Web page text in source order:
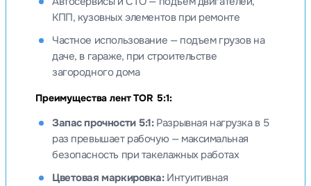
КПП, кузовных элементов при ремонте
Частное использование — подъем грузов на
даче, в гараже, при строительстве
загородного дома
Преимущества лент TOR 5:1:
Запас прочности 5:1:Разрывная нагрузка в 5
раз превышает рабочую — максимальная
безопасность при такелажных работах
Цветовая маркировка:Интуитивная